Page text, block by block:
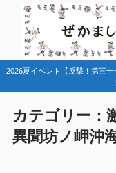
2026夏イベント【反撃！第三十
カテゴリー：
異聞坊ノ岬沖